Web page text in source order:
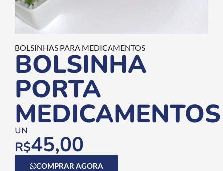
BOLSINHAS PARA MEDICAMENTOS
BOLSINHA
PORTA
MEDICAMENTOS
UN
R$45,00
COMPRAR AGORA